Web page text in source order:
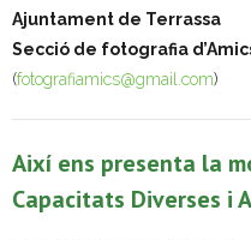
- Coral Ohana
- Concurs Montserrat
Literatura i debat
Ajuntament de Terrassa
Secció de fotografia
(fotografiamics@gmail.com)
Així ens presenta la
Capacitats Diverses i